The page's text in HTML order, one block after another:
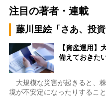
注目の著者・連載
藤川里絵「さあ、投資
【資産運用】
備えておきた
大規模な災害が起きると、
境が不安定になったりするこ